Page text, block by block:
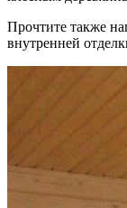
Прочтите также
внутренней